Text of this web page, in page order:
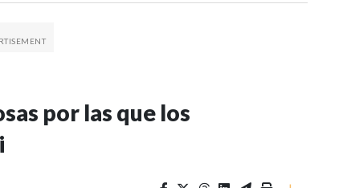
por las que los